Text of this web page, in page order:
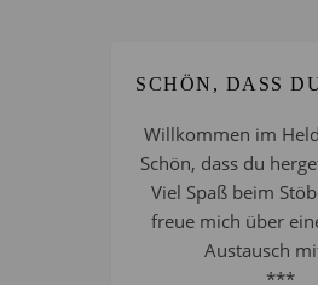
SCHÖN, DASS
Willkommen im
Schön, dass du
Viel Spaß beim
freue mich über
Austausch
***